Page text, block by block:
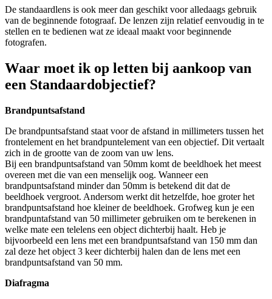
De standaardlens is ook meer dan geschikt voor alledaags gebruik
van de beginnende fotograaf. De lenzen zijn relatief eenvoudig in te
stellen en te bedienen wat ze ideaal maakt voor beginnende
fotografen.
Waar moet ik op letten bij aankoop van
een Standaardobjectief?
Brandpuntsafstand
De brandpuntsafstand staat voor de afstand in millimeters tussen het
frontelement en het brandpuntelement van een objectief. Dit vertaalt
zich in de grootte van de zoom van uw lens.
Bij een brandpuntsafstand van 50mm komt de beeldhoek het meest
overeen met die van een menselijk oog. Wanneer een
brandpuntsafstand minder dan 50mm is betekend dit dat de
beeldhoek vergroot. Andersom werkt dit hetzelfde, hoe groter het
brandpuntsafstand hoe kleiner de beeldhoek. Grofweg kun je een
brandpuntafstand van 50 millimeter gebruiken om te berekenen in
welke mate een telelens een object dichterbij haalt. Heb je
bijvoorbeeld een lens met een brandpuntsafstand van 150 mm dan
zal deze het object 3 keer dichterbij halen dan de lens met een
brandpuntsafstand van 50 mm.
Diafragma